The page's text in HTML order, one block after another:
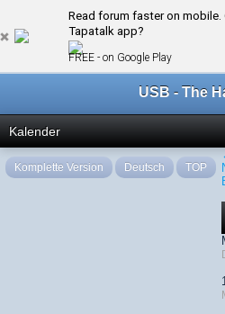
Read forum faster on mobile.
Tapatalk app?
FREE - on Google Play
Kalender
Komplette Version Deutsch TOP